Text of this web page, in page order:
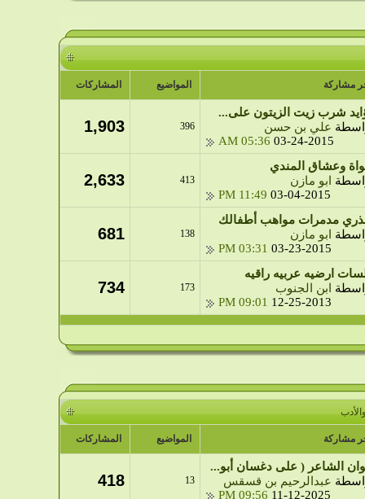
مشاركة المواضيع المشاركات
شرب زيت الزيتون على...
علي بن حسن
03-24-2015
05:36 AM
396
1,903
وعشاق المندي
ابو مازن
03-04-2015
11:49 PM
413
2,633
مدمرات مواهب أطفالك
ابو مازن
03-23-2015
03:31 PM
138
681
ارضيه عربيه راقيه
ابن الجنوب
12-25-2013
09:01 PM
173
734
مشاركة المواضيع المشاركات
الشاعر ( على دغسان أبو...
عبدالرحيم بن قسقس
11-12-2025
09:56 PM
13
418